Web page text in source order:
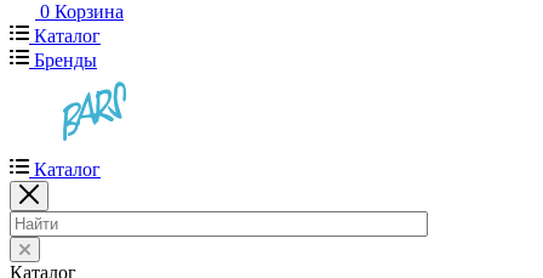
0 Корзина
Каталог
Бренды
Каталог
Каталог